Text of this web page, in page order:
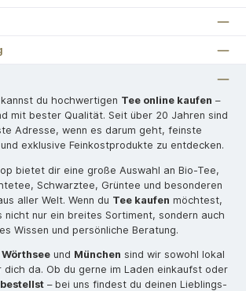
du hochwertigen Tee online kaufen –
mit bester Qualität. Seit über 20 Jahren sind
Adresse, wenn es darum geht, feinste
exklusive Feinkostprodukte zu entdecken.
bietet dir eine große Auswahl an Bio-Tee,
Schwarztee, Grüntee und besonderen
aller Welt. Wenn du Tee kaufen möchtest,
nicht nur ein breites Sortiment, sondern auch
Wissen und persönliche Beratung.
Wörthsee und München sind wir sowohl lokal
dich da. Ob du gerne im Laden einkaufst oder
– bei uns findest du deinen Lieblings-